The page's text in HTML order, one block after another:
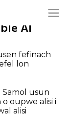
AI
fefinach
lon
usun
oupwe alisi i
alisi